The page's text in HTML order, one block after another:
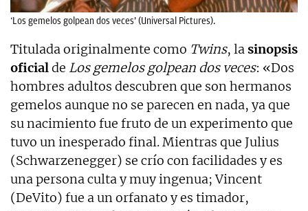
‘Los gemelos golpean dos veces’ (Universal Pictures).
Titulada originalmente como Twins, lasinopsis
oficialde Los gemelos golpean dos veces: «Dos
hombres adultos descubren que son hermanos
gemelos aunque no se parecen en nada, ya que
su nacimiento fue fruto de un experimento que
tuvo un inesperado final. Mientras que Julius
(Schwarzenegger) se crío con facilidades y es
una persona culta y muy ingenua; Vincent
(DeVito) fue a un orfanato y es timador,